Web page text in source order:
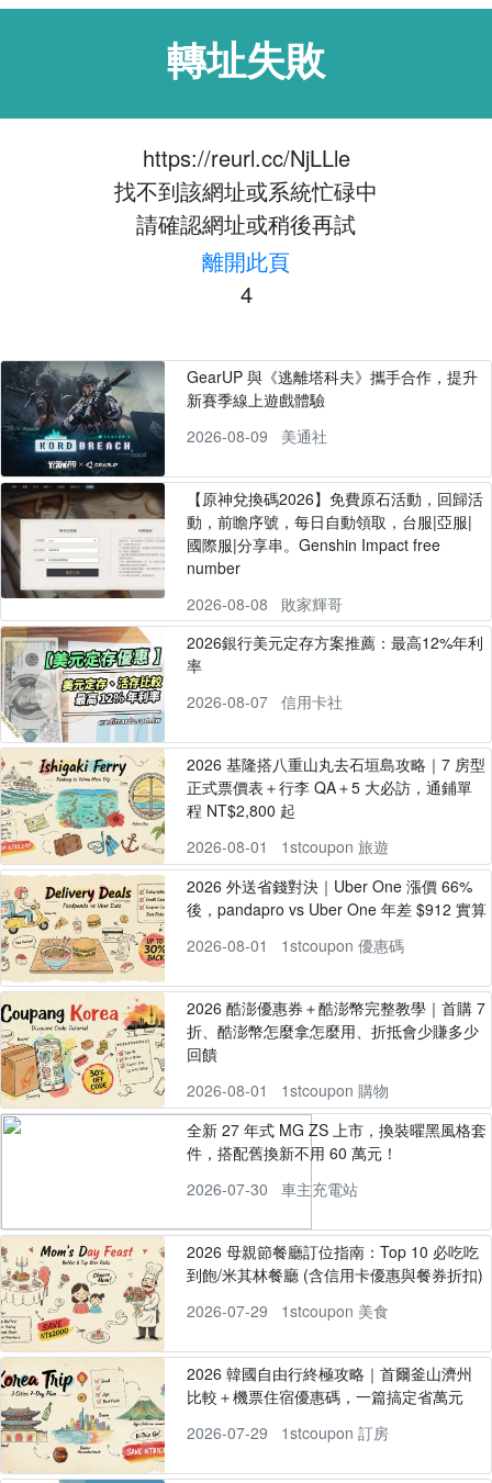
轉址失敗
https://reurl.cc/NjLLle
找不到該網址或系統忙碌中
請確認網址或稍後再試
離開此頁
4
GearUP 與《逃離塔科夫》攜手合作，提升
新賽季線上遊戲體驗
2026-08-09
美通社
【原神兌換碼2026】免費原石活動，回歸活
動，前瞻序號，每日自動領取，台服|亞服|
國際服|分享串。Genshin Impact free
number
2026-08-08
敗家輝哥
2026銀行美元定存方案推薦：最高12%年利
率
2026-08-07
信用卡社
2026 基隆搭八重山丸去石垣島攻略｜7 房型
正式票價表＋行李 QA＋5 大必訪，通鋪單
程 NT$2,800 起
2026-08-01
1stcoupon 旅遊
2026 外送省錢對決｜Uber One 漲價 66%
後，pandapro vs Uber One 年差 $912 實算
2026-08-01
1stcoupon 優惠碼
2026 酷澎優惠券＋酷澎幣完整教學｜首購 7
折、酷澎幣怎麼拿怎麼用、折抵會少賺多少
回饋
2026-08-01
1stcoupon 購物
全新 27 年式 MG ZS 上市，換裝曜黑風格套
件，搭配舊換新不用 60 萬元！
2026-07-30
車主充電站
2026 母親節餐廳訂位指南：Top 10 必吃吃
到飽/米其林餐廳 (含信用卡優惠與餐券折扣)
2026-07-29
1stcoupon 美食
2026 韓國自由行終極攻略｜首爾釜山濟州
比較＋機票住宿優惠碼，一篇搞定省萬元
2026-07-29
1stcoupon 訂房